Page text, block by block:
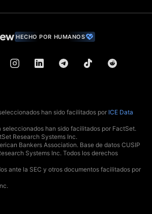
HECHO POR HUMANOS
han sido facilitados por ICE Data
seleccionados han sido facilitados por FactSet.
Research Systems Inc.
Bankers Association. Base de datos CUSIP
Systems Inc. Todos los derechos
ante la SEC y otros documentos facilitados por